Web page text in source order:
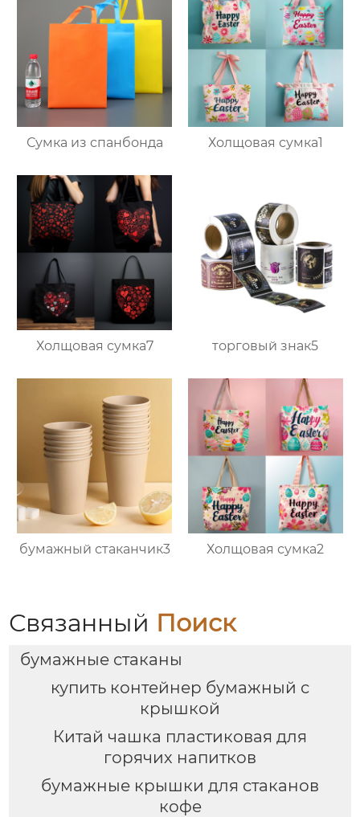
Сумка из спанбонда Холщовая сумка1
Холщовая сумка7 торговый знак5
бумажный стаканчик3 Холщовая сумка2
Связанный Поиск
бумажные стаканы
купить контейнер бумажный с
крышкой
Китай чашка пластиковая для
горячих напитков
бумажные крышки для стаканов
кофе